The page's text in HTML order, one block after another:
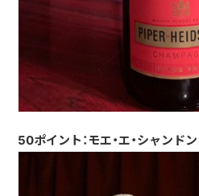
50ポイント：モエ・エ・シャン